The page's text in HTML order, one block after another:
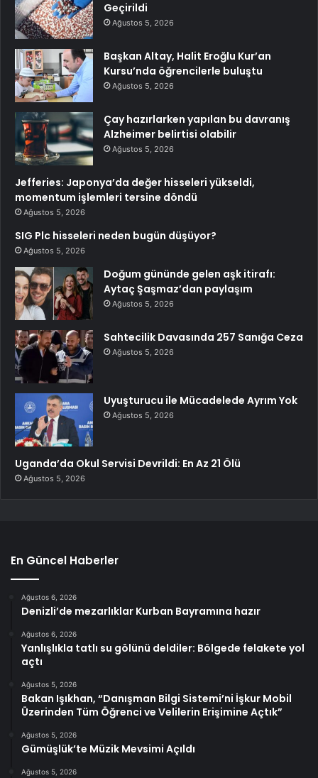
Geçirildi
Ağustos 5, 2026
Başkan Altay, Halit Eroğlu Kur’an
Kursu’nda öğrencilerle buluştu
Ağustos 5, 2026
Çay hazırlarken yapılan bu davranış
Alzheimer belirtisi olabilir
Ağustos 5, 2026
Jefferies: Japonya’da değer hisseleri yükseldi,
momentum işlemleri tersine döndü
Ağustos 5, 2026
SIG Plc hisseleri neden bugün düşüyor?
Ağustos 5, 2026
Doğum gününde gelen aşk itirafı:
Aytaç Şaşmaz’dan paylaşım
Ağustos 5, 2026
Sahtecilik Davasında 257 Sanığa Ceza
Ağustos 5, 2026
Uyuşturucu ile Mücadelede Ayrım Yok
Ağustos 5, 2026
Uganda’da Okul Servisi Devrildi: En Az 21 Ölü
Ağustos 5, 2026
En Güncel Haberler
Ağustos 6, 2026
Denizli’de mezarlıklar Kurban Bayramına hazır
Ağustos 6, 2026
Yanlışlıkla tatlı su gölünü deldiler: Bölgede felakete yol
açtı
Ağustos 5, 2026
Bakan Işıkhan, “Danışman Bilgi Sistemi’ni İşkur Mobil
Üzerinden Tüm Öğrenci ve Velilerin Erişimine Açtık”
Ağustos 5, 2026
Gümüşlük’te Müzik Mevsimi Açıldı
Ağustos 5, 2026